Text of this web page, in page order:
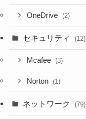
OneDrive (2)
セキュリティ (12)
Mcafee (3)
Norton (1)
ネットワーク (79)